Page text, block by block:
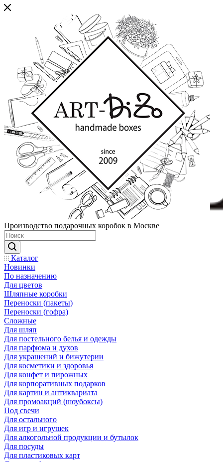
Производство подарочных коробок в Москве
Каталог
Новинки
По назначению
Для цветов
Шляпные коробки
Переноски (пакеты)
Переноски (гофра)
Сложные
Для шляп
Для постельного белья и одежды
Для парфюма и духов
Для украшений и бижутерии
Для косметики и здоровья
Для конфет и пирожных
Для корпоративных подарков
Для картин и антиквариата
Для промоакций (шоубоксы)
Под свечи
Для остального
Для игр и игрушек
Для алкогольной продукции и бутылок
Для посуды
Для пластиковых карт